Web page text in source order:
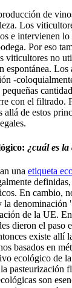
de
Los
e intervienen lo
Por eso
viticultores no
espontánea.
-
con el filtrado.
allá de estos
¿cuál es
una etiqueta
En cambio,
la
de la UE.
dieron el paso
existe allí
basados en
ecológico de
pasteurización
son